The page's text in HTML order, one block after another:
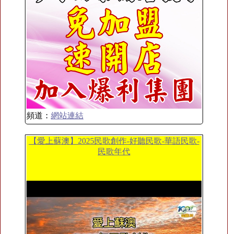
頻道： 網站連結
【愛上蘇澳】2025民歌創作-好聽民歌-華語民歌-
民歌年代